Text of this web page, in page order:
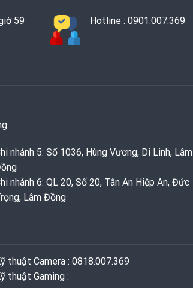
59
Hotline : 0901.007.369
nhánh 5: Số 1036, Hùng Vương, Di Linh, Lâm
nhánh 6: QL 20, Số 20, Tân An Hiệp An, Đức
Lâm Đồng
thuật Camera : 0818.007.369
thuật Gaming ‭: